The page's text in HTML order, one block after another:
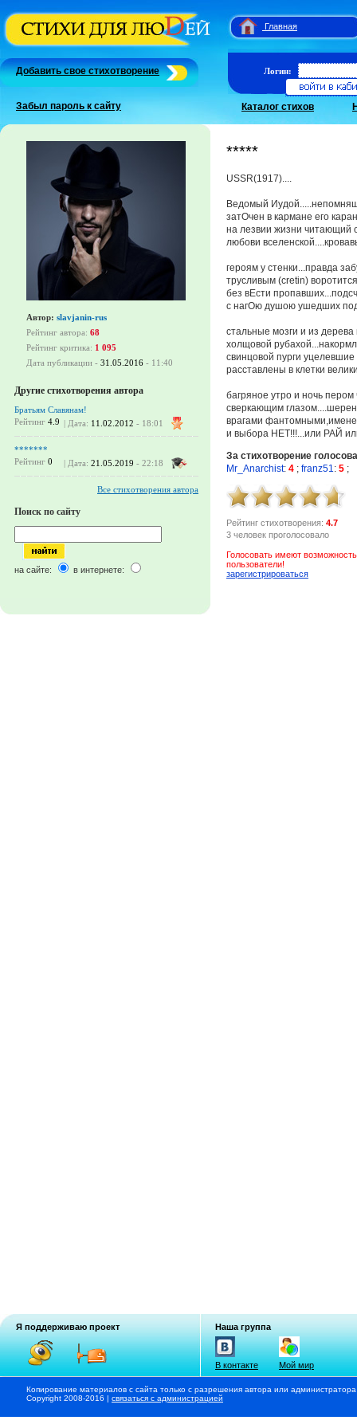
Главная
Добавить свое стихотворение
Забыл пароль к сайту
Логин:
Каталог стихов
Автор: slavjanin-rus
Рейтинг автора: 68
Рейтинг критика: 1 095
Дата публикации - 31.05.2016 - 11:40
Другие стихотворения автора
Братьям Славянам!
Рейтинг 4.9 | Дата: 11.02.2012 - 18:01
*******
Рейтинг 0 | Дата: 21.05.2019 - 22:18
Все стихотворения автора
Поиск по сайту
на сайте: в интернете:
*****
USSR(1917)....
Ведомый
затОчен в кармане его
на лезвии жизни читающий
любови
героям у стенки...правда
трусливым (crеtin)
без вЕсти
с нагОю душою ушедших
стальные мозги и из дерева
холщовой
свинцовой пурги уцелевшие
расставлены в клетки
багряное утро и ночь
сверкающим
врагами
и выбора НЕТ!!!...или РАЙ
За стихотворение
Mr_Anarchist: 4 ; franz51 : 5 ;
Рейтинг стихотворения: 4.7
3 человек проголосовало
Голосовать имеют
пользователи!
зарегистрироваться
Я поддерживаю проект Наша группа
В контакте Мой мир
Копирование материалов с сайта только с разрешения автора или
Copyright 2008-2016 | связаться с администрацией